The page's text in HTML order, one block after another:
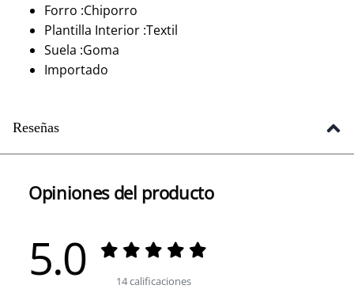
Forro :Chiporro
Plantilla Interior :Textil
Suela :Goma
Importado
Reseñas
Opiniones del producto
5.0 14 calificaciones